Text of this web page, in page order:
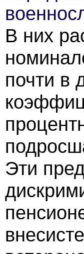
В них
почти в
Эти